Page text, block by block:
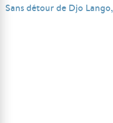
Sans détour de Djo